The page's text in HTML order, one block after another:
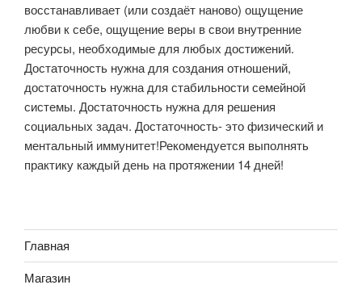
восстанавливает (или создаёт наново) ощущение
любви к себе, ощущение веры в свои внутренние
ресурсы, необходимые для любых достижений.
Достаточность нужна для создания отношений,
достаточность нужна для стабильности семейной
системы. Достаточность нужна для решения
социальных задач. Достаточность- это физический и
ментальный иммунитет!Рекомендуется выполнять
практику каждый день на протяжении 14 дней!
Главная
Магазин